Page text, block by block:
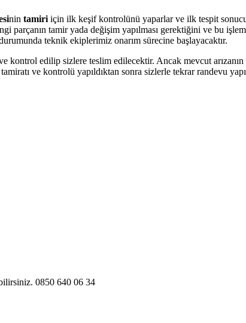
nin tamiri için ilk keşif kontrolünü yaparlar ve ilk tespit
parçanın tamir yada değişim yapılması gerektiğini ve bu
teknik ekiplerimiz onarım sürecine başlayacaktır.
kontrol edilip sizlere teslim edilecektir. Ancak mevcut
ve kontrolü yapıldıktan sonra sizlerle tekrar randevu
0850 640 06 34